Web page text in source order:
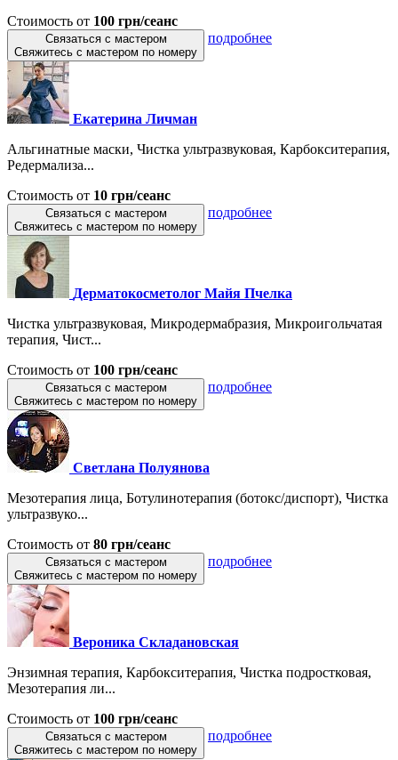
Стоимость от 100 грн/сеанс
Связаться с мастером
Свяжитесь с мастером по номеру
подробнее
Екатерина Личман
Альгинатные маски, Чистка ультразвуковая, Карбокситерапия,
Редермализа...
Стоимость от 10 грн/сеанс
Связаться с мастером
Свяжитесь с мастером по номеру
подробнее
Дерматокосметолог Майя Пчелка
Чистка ультразвуковая, Микродермабразия, Микроигольчатая
терапия, Чист...
Стоимость от 100 грн/сеанс
Связаться с мастером
Свяжитесь с мастером по номеру
подробнее
Светлана Полуянова
Мезотерапия лица, Ботулинотерапия (ботокс/диспорт), Чистка
ультразвуко...
Стоимость от 80 грн/сеанс
Связаться с мастером
Свяжитесь с мастером по номеру
подробнее
Вероника Складановская
Энзимная терапия, Карбокситерапия, Чистка подростковая,
Мезотерапия ли...
Стоимость от 100 грн/сеанс
Связаться с мастером
Свяжитесь с мастером по номеру
подробнее